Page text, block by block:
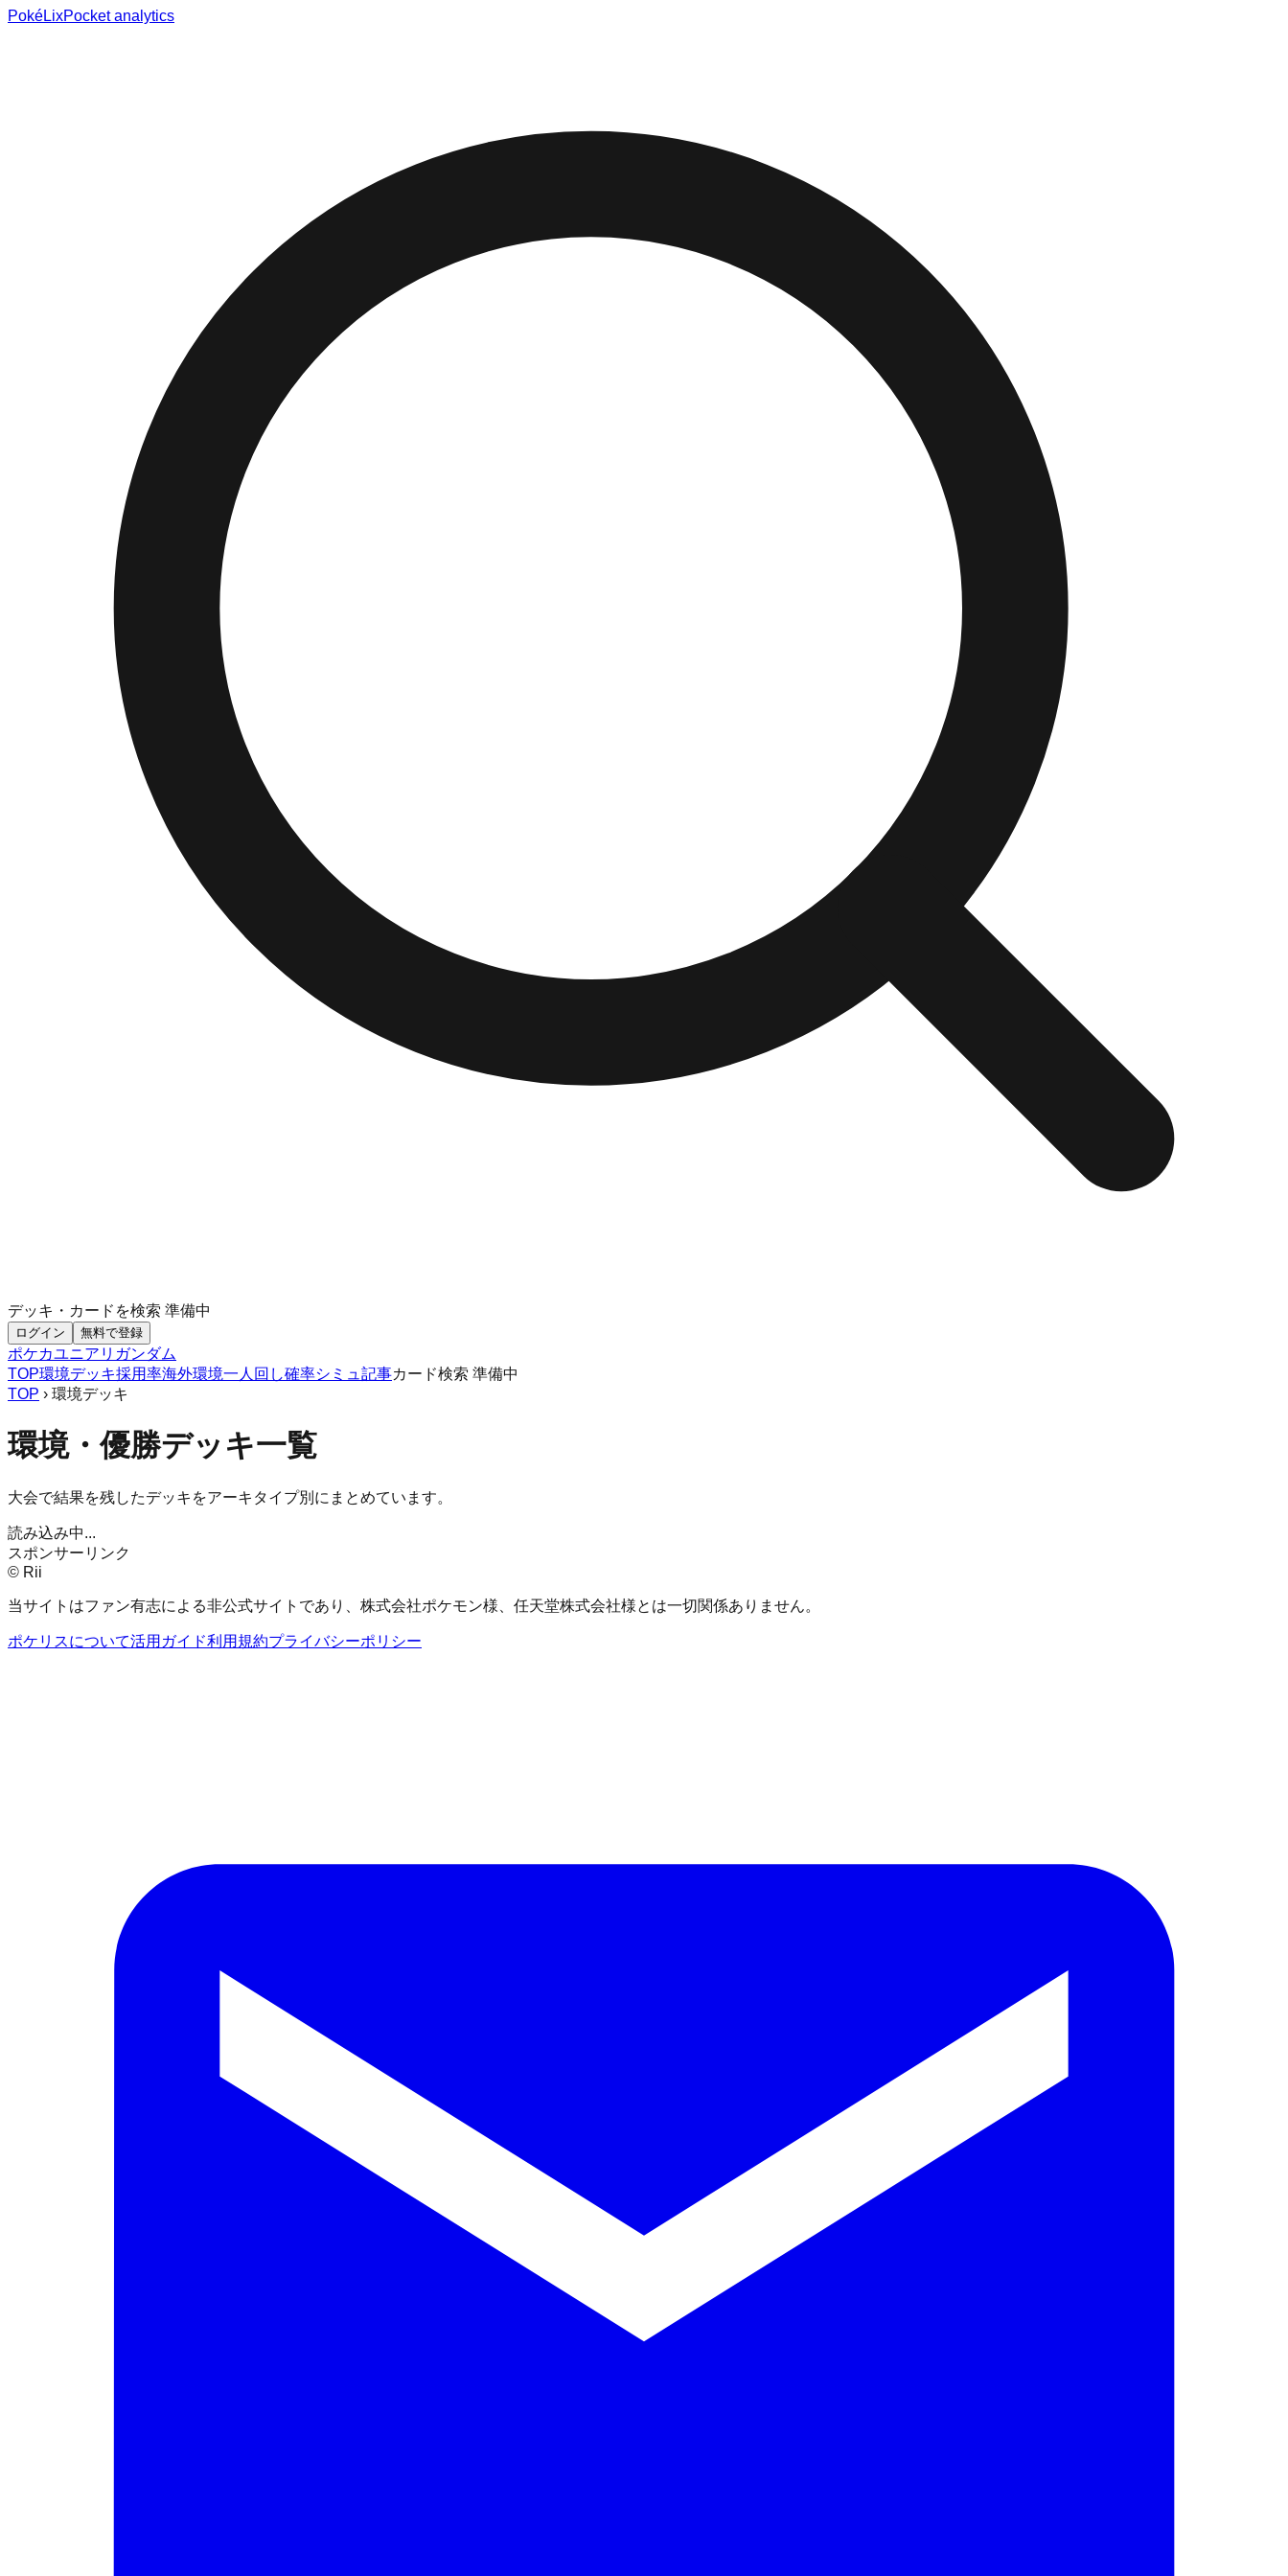
PokéLixPocket analytics
デッキ・カードを検索 準備中
ログイン 無料で登録
ポケカユニアリ ガンダム
TOP環境デッキ採用率海外環境一人回し確率シミュ 記事カード検索 準備中
TOP › 環境デッキ
環境・優勝デッキ一覧
大会で結果を残したデッキをアーキタイプ別にまとめています。
読み込み中...
スポンサーリンク
© Rii
当サイトはファン有志による非公式サイトであり、株式会社ポケモン様、任天堂株式会社様とは一切関係ありません。
ポケリスについて活用ガイド利用規約プライバシーポリシー